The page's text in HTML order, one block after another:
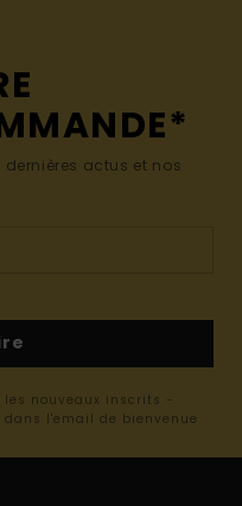
actus et nos
nouveaux inscrits -
l'email de bienvenue